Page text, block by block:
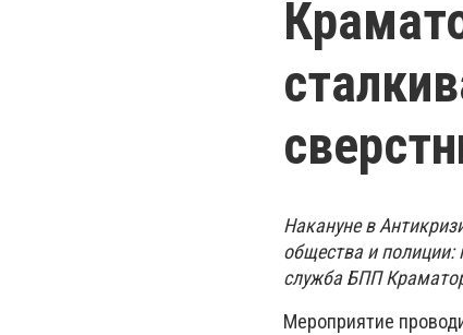
Накануне в
общества и полиции:
служба БПП
Мероприятие